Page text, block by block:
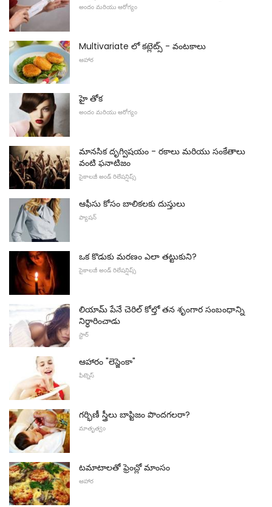
అందం మరియు ఆరోగ్యం
Multivariate లో కట్లెట్స్ - వంటకాలు
ఆహార
హై తోక
అందం మరియు ఆరోగ్యం
మానసిక దృగ్విషయం - రకాలు మరియు సంకేతాలు
వంటి ఫనాటిజం
సైకాలజీ అండ్ రిలేషన్షిప్స్
ఆఫీసు కోసం బాలికలకు దుస్తులు
ఫ్యాషన్
ఒక కొడుకు మరణం ఎలా తట్టుకుని?
సైకాలజీ అండ్ రిలేషన్షిప్స్
లియామ్ పేనే చెరిల్ కోల్తో తన శృంగార సంబంధాన్ని
నిర్ధారించాడు
స్టార్
ఆహారం "లెస్జెంకా"
ఫిట్నెస్
గర్భిణీ స్త్రీలు బాప్టిజం పొందగలరా?
మాతృత్వం
టమాటాలతో ఫ్రెంచ్లో మాంసం
ఆహార